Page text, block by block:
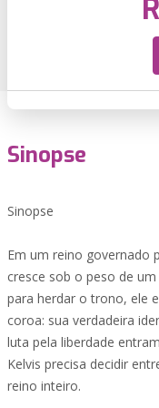
Sinopse
Sinopse
Em um reino governado
cresce sob o peso de
para herdar o trono, ele
coroa: sua verdadeira
luta pela liberdade
Kelvis precisa decidir
reino inteiro.